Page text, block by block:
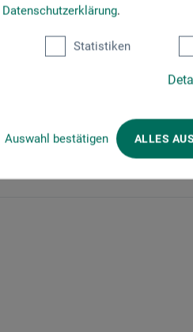
Datenschutzerklärung.
Statistiken
Auswahl bestätigen ALLES